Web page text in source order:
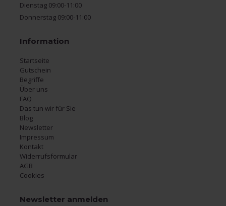
Dienstag 09:00-11:00
Donnerstag 09:00-11:00
Information
Startseite
Gutschein
Begriffe
Über uns
FAQ
Das tun wir für Sie
Blog
Newsletter
Impressum
Kontakt
Widerrufsformular
AGB
Cookies
Newsletter anmelden